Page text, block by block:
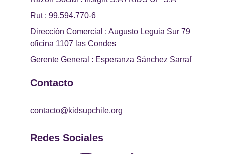
Contacto
contacto@kidsupchile.org
Redes Sociales
Rut : 99.594.770-6
Dirección Comercial : Augusto Leguia Sur 79
oficina 1107 las Condes
Gerente General : Esperanza Sánchez Sarraf